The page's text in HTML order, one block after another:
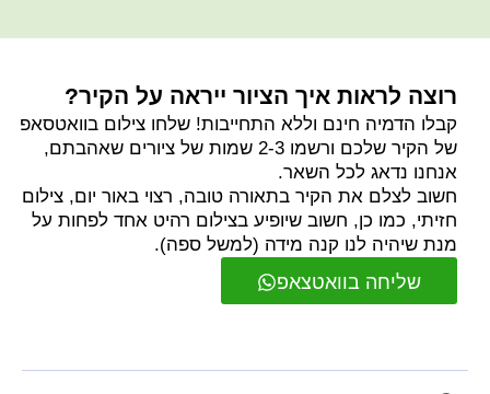
שליחה בוואטצאפ
רוצה לראות איך הציור ייראה על הקיר?
קבלו הדמיה חינם וללא התחייבות! שלחו צילום בוואטסאפ
של הקיר שלכם ורשמו 2-3 שמות של ציורים שאהבתם,
אנחנו נדאג לכל השאר.
חשוב לצלם את הקיר בתאורה טובה, רצוי באור יום, צילום
חזיתי, כמו כן, חשוב שיופיע בצילום רהיט אחד לפחות על
מנת שיהיה לנו קנה מידה (למשל ספה).